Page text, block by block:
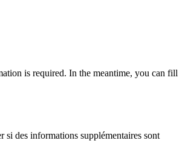
is required. In the meantime, you can fill
si des informations supplémentaires sont